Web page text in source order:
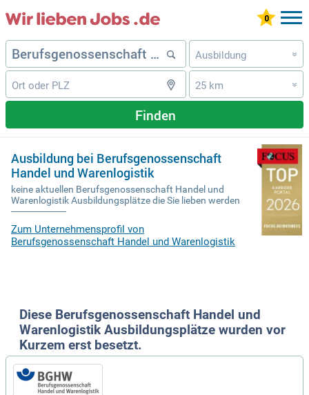
Ausbildung »
25 km »
Finden
Ausbildung bei Berufsgenossenschaft
Handel und Warenlogistik
keine aktuellen Berufsgenossenschaft Handel und
Warenlogistik Ausbildungsplätze die Sie lieben werden
Zum Unternehmensprofil von
Berufsgenossenschaft Handel und Warenlogistik
Diese Berufsgenossenschaft Handel und
Warenlogistik Ausbildungsplätze wurden vor
Kurzem erst besetzt.